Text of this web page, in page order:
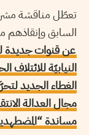
تعطّل مناقشة
السابق وإنقاذهم
عن قنوات جديدة
النيابيّة
الغطاء الجديد
مجال العدالة
مساندة